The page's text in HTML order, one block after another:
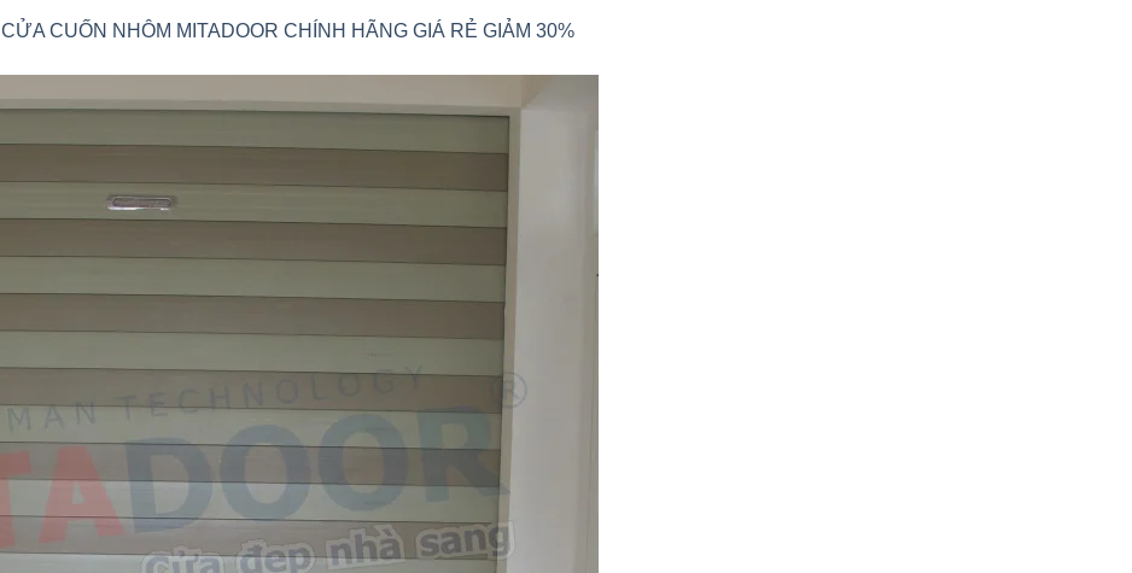
CỬA CUỐN NHÔM MITADOOR CHÍNH HÃNG GIÁ RẺ GIẢM 30%